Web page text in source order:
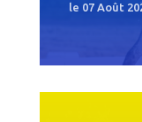
le 07 Août